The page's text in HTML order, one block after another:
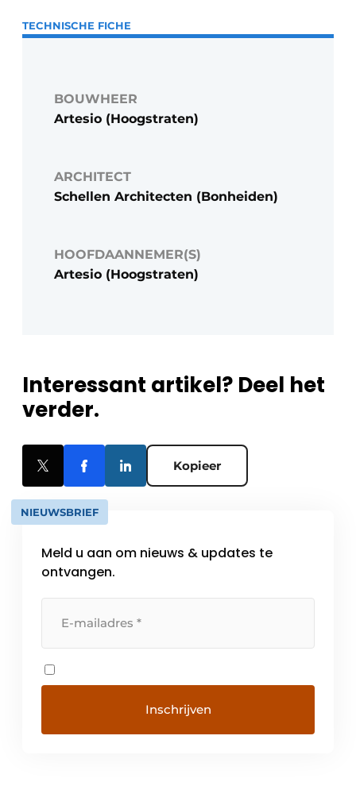
TECHNISCHE FICHE
BOUWHEER
Artesio (Hoogstraten)
ARCHITECT
Schellen Architecten (Bonheiden)
HOOFDAANNEMER(S)
Artesio (Hoogstraten)
Interessant artikel? Deel het
verder.
Kopieer
NIEUWSBRIEF
Meld u aan om nieuws & updates te
ontvangen.